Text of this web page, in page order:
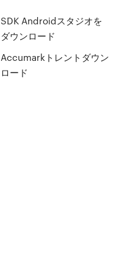
SDK Androidスタジオを
ダウンロード
Accumarkトレントダウン
ロード